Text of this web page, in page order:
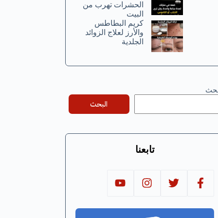
الحشرات تهرب من
البيت
كريم البطاطس
والأرز لعلاج الزوائد
الجلدية
البحث
تابعنا